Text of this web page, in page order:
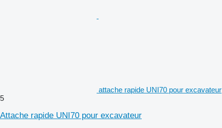
attache rapide UNI70 pour excavateur
5
Attache rapide UNI70 pour excavateur